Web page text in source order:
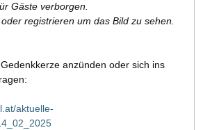
Gäste verborgen.
registrieren um das Bild zu sehen.
anzünden oder sich ins
aktuelle-